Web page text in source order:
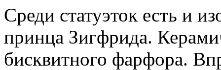
Среди статуэток есть и
принца Зигфрида.
бисквитного фарфора.